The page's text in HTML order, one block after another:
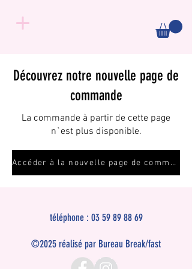
Découvrez notre nouvelle page de
commande
La commande à partir de cette page
n`est plus disponible.
Accéder à la nouvelle page de commande
téléphone : 03 59 89 88 69
©2025 réalisé par Bureau Break/fast